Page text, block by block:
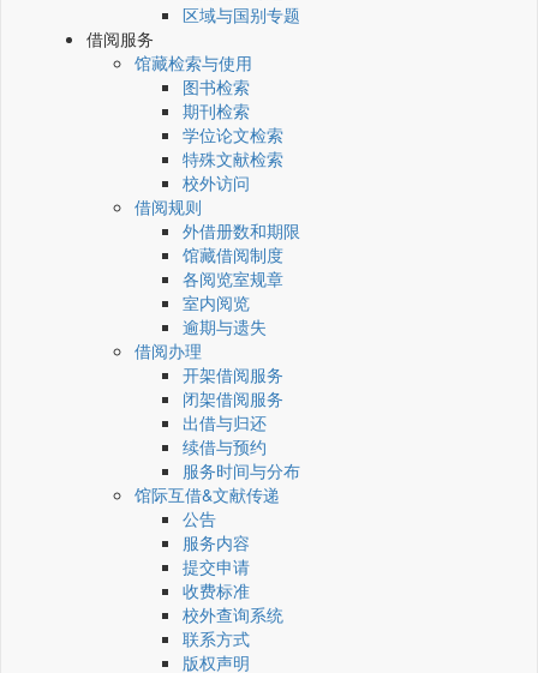
区域与国别专题
借阅服务
馆藏检索与使用
图书检索
期刊检索
学位论文检索
特殊文献检索
校外访问
借阅规则
外借册数和期限
馆藏借阅制度
各阅览室规章
室内阅览
逾期与遗失
借阅办理
开架借阅服务
闭架借阅服务
出借与归还
续借与预约
服务时间与分布
馆际互借&文献传递
公告
服务内容
提交申请
收费标准
校外查询系统
联系方式
版权声明